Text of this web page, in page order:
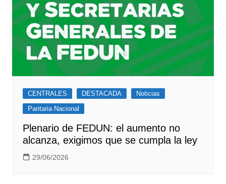
CENTRALES DESTACADA
Noticias
Paritaria Nacional
Plenario de FEDUN: el aumento no
alcanza, exigimos que se cumpla la ley
29/06/2026